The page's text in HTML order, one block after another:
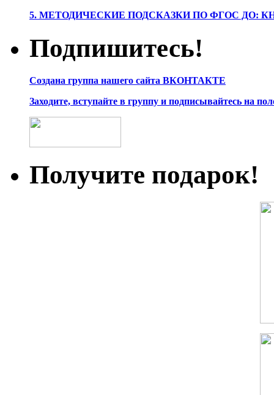
5. МЕТОДИЧЕСКИЕ ПОДСКАЗКИ ПО ФГОС ДО:
Подпишитесь!
Создана группа нашего сайта ВКОНТАКТЕ
Заходите, вступайте в группу и подписывайтесь на
Получите подарок!